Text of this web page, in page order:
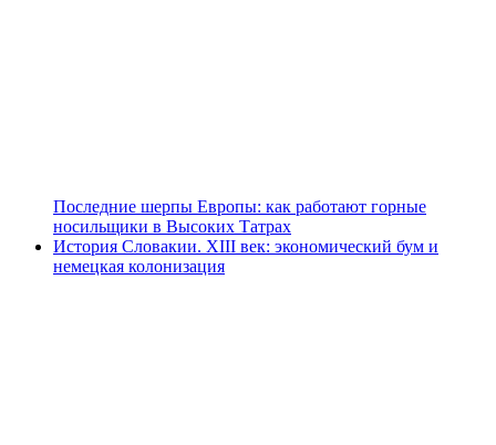
Последние шерпы Европы: как работают горные
носильщики в Высоких Татрах
История Словакии. XIII век: экономический бум и
немецкая колонизация